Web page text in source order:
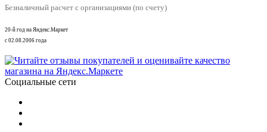
Безналичный расчет с организациями (по счету)
20-й год на Яндекс.Маркет
с 02.08.2006 года
Социальные сети